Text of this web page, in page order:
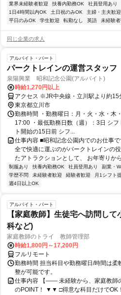
業界未経験者歓迎 扶養内勤務OK 社員登用あり
1日4時間以内OK
土日祝のみOK 主婦・主夫歓迎
平日のみOK
学生歓迎 転勤なし 英語 未経験
同じ企業の求人
アルバイト・パート
パークトレインの運営スタッフ
泉陽興業 昭和記念公園(アルバイト)
時給1,270円以上
アクセス ※JR中央線・立川駅より約
東京都立川市
勤務時間 ・勤務曜日：月・火・水・木
17:00 ・最低勤務日数（週）：3日 シ
ト開始の15日前 シフ...
仕事内容 ■昭和記念公園内でのお仕事
全で快適に運ぶのがパークトレインの
たアトラクションとして、 お年寄りか
制服あり 扶養内勤務OK 社員登用あり 副業・
学歴不問
未経験者歓迎 経験者歓迎 月1シフト
週4日以上OK
アルバイト・パート
【家庭教師】生徒宅へ訪問し
科など)
家庭教師のトライ 教師管理部
時給1,800円～17,200円
フルリモート
勤務時間 担当科目や勤務曜日/時間は
整が可能です。
仕事内容 【―― 未経験から、家庭教
のPOINT！ ▼▼ □得意な科目だけでOK